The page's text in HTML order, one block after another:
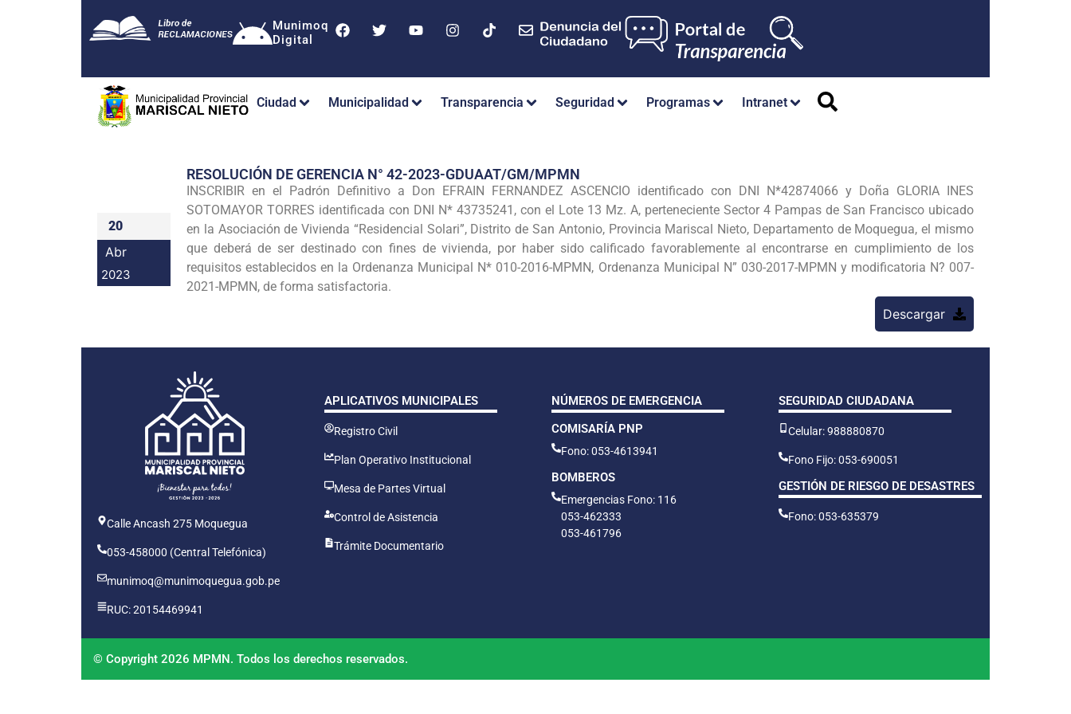
Munimoq
Digital
Ciudad Municipalidad Transparencia Seguridad Programas Intranet
20
Abr
2023
RESOLUCIÓN DE GERENCIA N° 42-2023-GDUAAT/GM/MPMN
INSCRIBIR en el Padrón Definitivo a Don EFRAIN FERNANDEZ ASCENCIO identificado con DNI N*42874066 y Doña GLORIA INES
SOTOMAYOR TORRES identificada con DNI N* 43735241, con el Lote 13 Mz. A, perteneciente Sector 4 Pampas de San Francisco ubicado
en la Asociación de Vivienda “Residencial Solari”, Distrito de San Antonio, Provincia Mariscal Nieto, Departamento de Moquegua, el mismo
que deberá de ser destinado con fines de vivienda, por haber sido calificado favorablemente al encontrarse en cumplimiento de los
requisitos establecidos en la Ordenanza Municipal N* 010-2016-MPMN, Ordenanza Municipal N” 030-2017-MPMN y modificatoria N? 007-
2021-MPMN, de forma satisfactoria.
Descargar
Calle Ancash 275 Moquegua
053-458000 (Central Telefónica)
munimoq@munimoquegua.gob.pe
RUC: 20154469941
APLICATIVOS MUNICIPALES
Registro Civil
Plan Operativo Institucional
Mesa de Partes Virtual
Control de Asistencia
Trámite Documentario
NÚMEROS DE EMERGENCIA
COMISARÍA PNP
Fono: 053-4613941
BOMBEROS
Emergencias Fono: 116
053-462333
053-461796
SEGURIDAD CIUDADANA
Celular: 988880870
Fono Fijo: 053-690051
GESTIÓN DE RIESGO DE DESASTRES
Fono: 053-635379
© Copyright 2026 MPMN. Todos los derechos reservados.